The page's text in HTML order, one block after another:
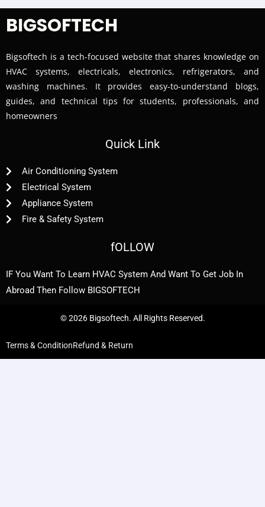
BIGSOFTECH
Bigsoftech is a tech-focused website that shares knowledge on
HVAC systems, electricals, electronics, refrigerators, and
washing machines. It provides easy-to-understand blogs,
guides, and technical tips for students, professionals, and
homeowners
Quick Link
Air Conditioning System
Electrical System
Appliance System
Fire & Safety System
fOLLOW
IF You Want To Learn HVAC System And Want To Get Job In
Abroad Then Follow BIGSOFTECH
© 2026 Bigsoftech. All Rights Reserved.
Terms & ConditionRefund & Return